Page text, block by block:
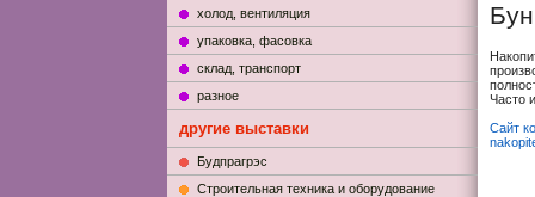
холод, вентиляция
упаковка, фасовка
склад, транспорт
разное
другие выставки
Будпрагрэс
Строительная техника и оборудование
Часто
Сайт